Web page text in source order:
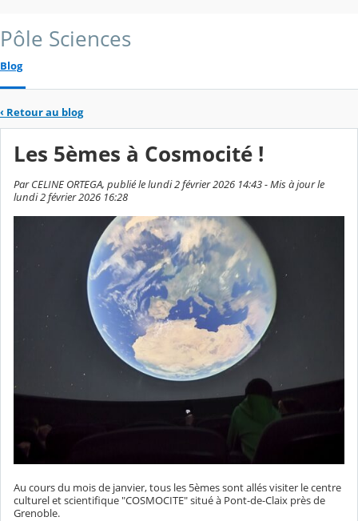
Pôle Sciences
Blog
‹ Retour au blog
Les 5èmes à Cosmocité !
Par CELINE ORTEGA, publié le lundi 2 février 2026 14:43 - Mis à jour le
lundi 2 février 2026 16:28
Au cours du mois de janvier, tous les 5èmes sont allés visiter le centre
culturel et scientifique "COSMOCITE" situé à Pont-de-Claix près de
Grenoble.